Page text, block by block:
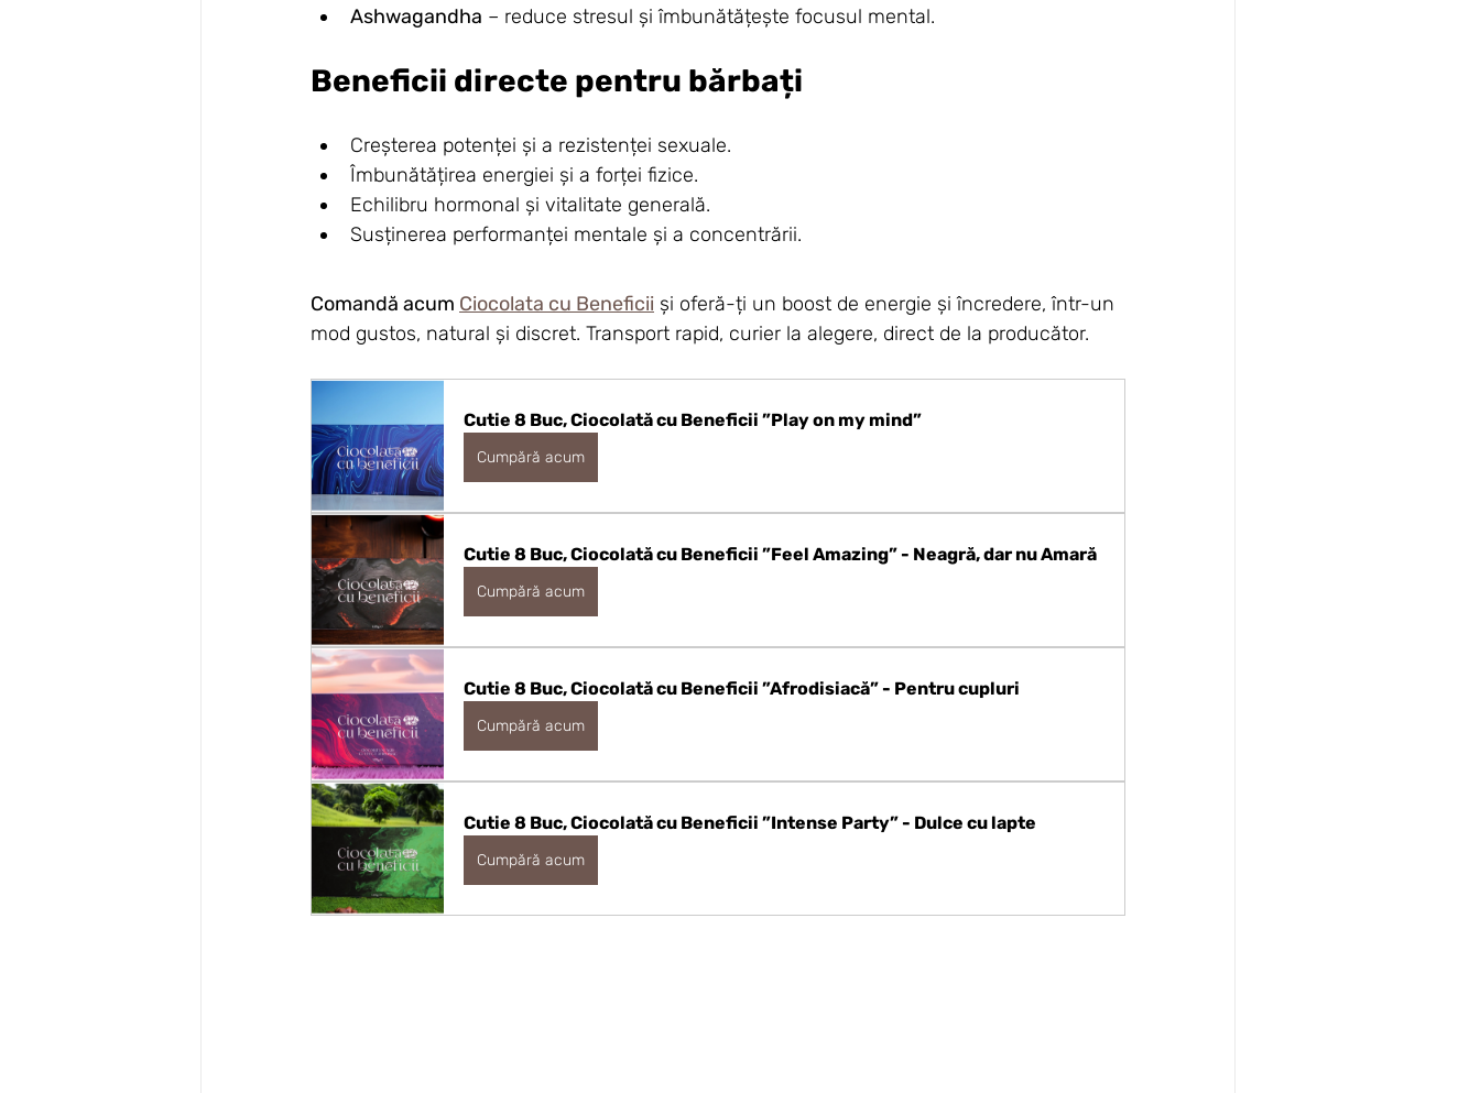
Ashwagandha – reduce stresul și îmbunătățește focusul mental.
Beneficii directe pentru bărbați
Creșterea potenței și a rezistenței sexuale.
Îmbunătățirea energiei și a forței fizice.
Echilibru hormonal și vitalitate generală.
Susținerea performanței mentale și a concentrării.
Comandă acum Ciocolata cu Beneficii și oferă-ți un boost de energie și încredere, într-un
mod gustos, natural și discret. Transport rapid, curier la alegere, direct de la producător.
Cutie 8 Buc, Ciocolată cu Beneficii ”Play on my mind”
Cumpără acum
Cutie 8 Buc, Ciocolată cu Beneficii ”Feel Amazing” - Neagră, dar nu Amară
Cumpără acum
Cutie 8 Buc, Ciocolată cu Beneficii ”Afrodisiacă” - Pentru cupluri
Cumpără acum
Cutie 8 Buc, Ciocolată cu Beneficii ”Intense Party” - Dulce cu lapte
Cumpără acum